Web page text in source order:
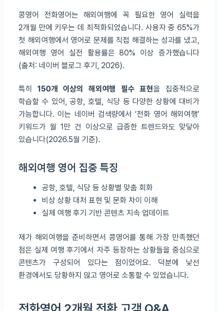
콩영어 전화영어는 해외여행에 꼭 필요한 영어 실력을
2개월 만에 키우는 데 최적화되었습니다. 사용자 중 65%가
첫 해외여행에서 영어로 문제를 직접 해결하는 성과를 냈고,
해외여행 영어 실전 활용률은 80% 이상 증가했습니다
(출처: 네이버 블로그 후기, 2026).
특히 150개 이상의 해외여행 필수 표현을 집중적으로
학습할 수 있어, 공항, 호텔, 식당 등 다양한 상황에 대비가
가능합니다. 이는 네이버 검색량에서 ‘전화 영어 해외여행’
키워드가 월 1만 건 이상으로 급증한 트렌드와도 맞닿아
있습니다(2026.5월 기준).
해외여행 영어 집중 특징
공항, 호텔, 식당 등 상황별 맞춤 회화
비상 상황 대처 표현 및 문화 차이 이해
실제 여행 후기 기반 콘텐츠 지속 업데이트
제가 해외여행을 준비하면서 콩영어를 통해 가장 만족했던
점은 실제 여행 후기에서 자주 등장하는 상황들을 중심으로
콘텐츠가 구성되어 있다는 점이었어요. 덕분에 낯선
환경에서도 당황하지 않고 영어로 소통할 수 있었습니다.